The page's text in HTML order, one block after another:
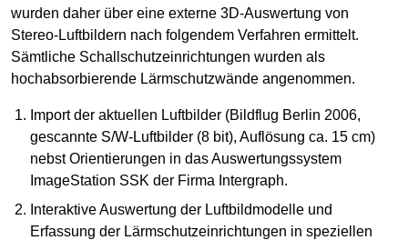
wurden daher über eine externe 3D-Auswertung von
Stereo-Luftbildern nach folgendem Verfahren ermittelt.
Sämtliche Schallschutzeinrichtungen wurden als
hochabsorbierende Lärmschutzwände angenommen.
Import der aktuellen Luftbilder (Bildflug Berlin 2006,
gescannte S/W-Luftbilder (8 bit), Auflösung ca. 15 cm)
nebst Orientierungen in das Auswertungssystem
ImageStation SSK der Firma Intergraph.
Interaktive Auswertung der Luftbildmodelle und
Erfassung der Lärmschutzeinrichtungen in speziellen